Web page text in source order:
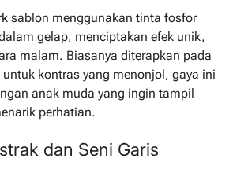
sablon menggunakan tinta fosfor
gelap, menciptakan efek unik,
malam. Biasanya diterapkan pada
kontras yang menonjol, gaya ini
anak muda yang ingin tampil
perhatian.
dan Seni Garis